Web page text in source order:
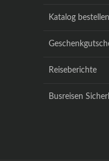
Katalog bestellen
Reiseberichte
Busreisen